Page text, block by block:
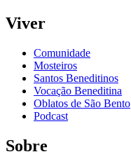
Viver
Comunidade
Mosteiros
Santos Beneditinos
Vocação Beneditina
Oblatos de São Bento
Podcast
Sobre